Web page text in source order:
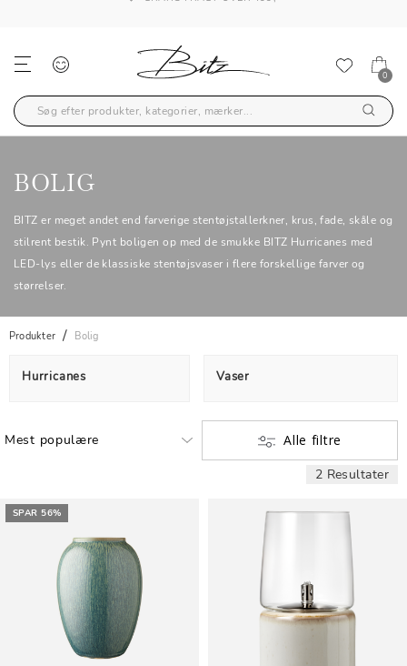
0
BOLIG
BITZ er meget andet end farverige stentøjstallerkner, krus, fade, skåle og
stilrent bestik. Pynt boligen op med de smukke BITZ Hurricanes med
LED-lys eller de klassiske stentøjsvaser i flere forskellige farver og
størrelser.
Produkter Bolig
Hurricanes Vaser
Alle filtre
2 Resultater
SPAR 56%